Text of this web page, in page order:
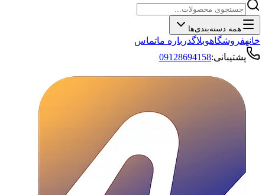
همه دسته‌بندی‌ها
خانهفروشگاهوبلاگدرباره ماتماس
پشتیبانی:09128694158